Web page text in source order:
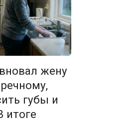
жену
губы и
итоге